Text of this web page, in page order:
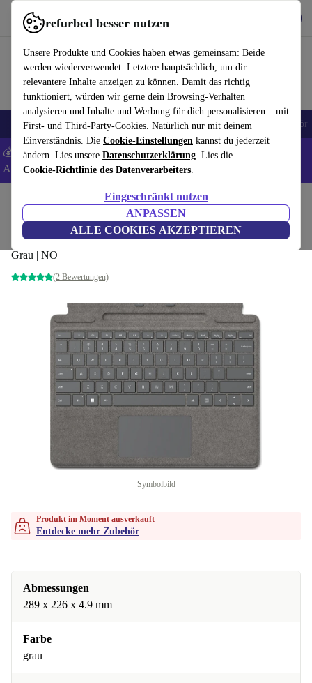
refurbed besser nutzen
Unsere Produkte und Cookies haben etwas gemeinsam: Beide
werden wiederverwendet. Letztere hauptsächlich, um dir
relevantere Inhalte anzeigen zu können. Damit das richtig
funktioniert, würden wir gerne dein Browsing-Verhalten
analysieren und Inhalte und Werbung für dich personalisieren – mit
First- und Third-Party-Cookies. Natürlich nur mit deinem
Einverständnis. Die Cookie-Einstellungen kannst du jederzeit
ändern. Lies unsere Datenschutzerklärung. Lies die
Cookie-Richtlinie des Datenverarbeiters.
Eingeschränkt nutzen
ANPASSEN
ALLE COOKIES AKZEPTIEREN
refurbed schnell und einfach nutzen
🎒 Back to school Handys Laptops Tablets Smartwatches Zubehör
💰 Extra -5% auf Samsung- und Google-Smartphones - Code:
ANDROID5 -AGB
Zubehör
Microsoft Surface Pro Signature Keyboard
Grau | NO
(2 Bewertungen)
Symbolbild
Produkt im Moment ausverkauft
Entdecke mehr Zubehör
Abmessungen
289 x 226 x 4.9 mm
Farbe
grau